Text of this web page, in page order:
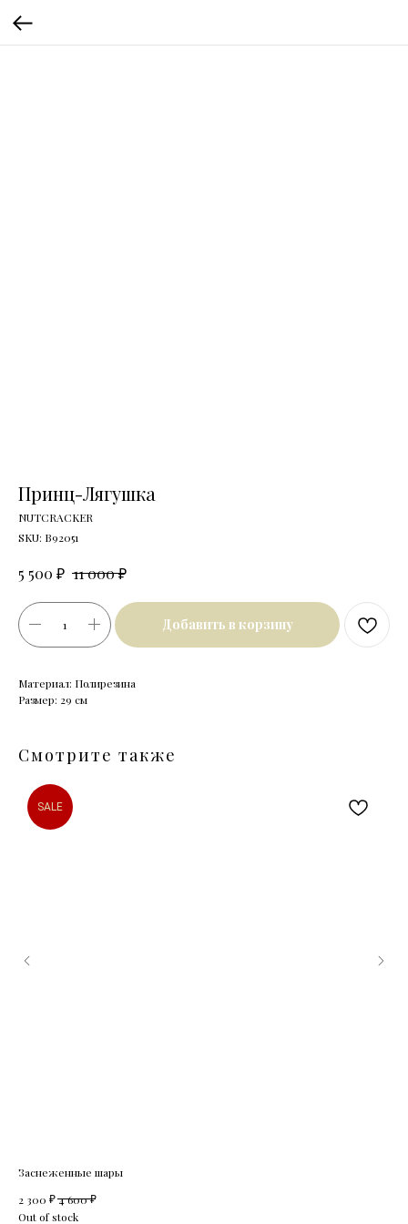
Принц-Лягушка
NUTCRACKER
SKU: B92051
5 500 ₽ 11 000₽
Добавить в корзину
Материал: Полирезина
Размер: 29 см
Смотрите также
SALE
Заснеженные шары
2 300 ₽4 600₽
Out of stock